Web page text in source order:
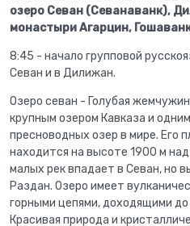
озеро Севан (Севанаванк),
монастыри Агарцин,
8:45 - начало групповой
Севан и в Дилижан.
Озеро севан - Голубая
крупным озером Кавказа и
пресноводных озер в мире. Его
находится на высоте 1900 м
малых рек впадает в Севан, но
Раздан. Озеро имеет
горными цепями, доходящими
Красивая природа и